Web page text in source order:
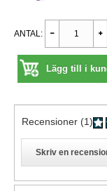
ANTAL:
Lägg till i
Recensioner (1)
Skriv en